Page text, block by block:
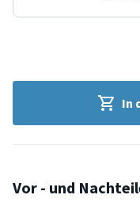
In
Vor - und